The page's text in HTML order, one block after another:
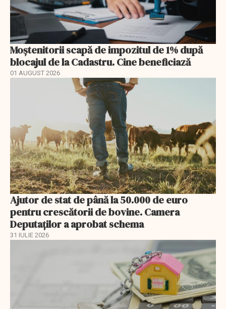
Moștenitorii scapă de impozitul de 1% după
blocajul de la Cadastru. Cine beneficiază
01 AUGUST 2026
Ajutor de stat de până la 50.000 de euro
pentru crescătorii de bovine. Camera
Deputaților a aprobat schema
31 IULIE 2026